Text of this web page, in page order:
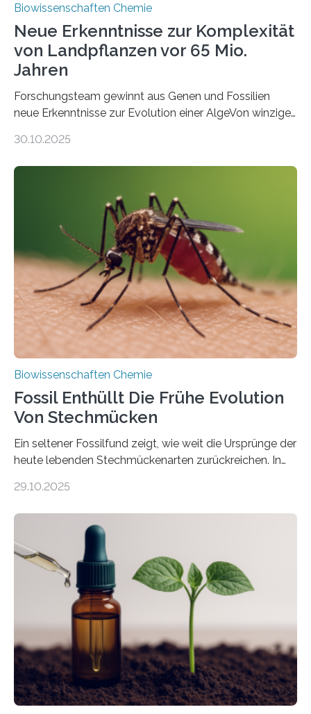
Biowissenschaften Chemie
Neue Erkenntnisse zur Komplexität
von Landpflanzen vor 65 Mio.
Jahren
Forschungsteam gewinnt aus Genen und Fossilien
neue Erkenntnisse zur Evolution einer AlgeVon winzigen
Landpflanzen zählen zu den komplexesten
Grünalgen, die vor Hunderten von Millionen Jahren
lebten. Unter den Vorfahren sticht eine Gruppe heraus,
die noch heute in der Natur vorkommt: die
Süßwasseralge Coleochaetophyceae. Einige Arten
dieser Gruppe bilden aus Zellfäden dichte Geflechte
mit scheibenförmiger Gestalt. Was auffällig ist: Die
nächsten…
30.10.2025
Biowissenschaften Chemie
Fossil Enthüllt Die Frühe Evolution
Von Stechmücken
Ein seltener Fossilfund zeigt, wie weit die Ursprünge der
heute lebenden Stechmückenarten zurückreichen. In
Forschende die bisher älteste bekannte Stechmücken-
Region Kachin in Myanmar und hat sich in
ausgezeichnetem Zustand erhalten. Es konnte als neue
Art einer neuen Gattung beschrieben werden und trägt
nun den Namen Cretosabethes primaevus. Dieser erste
fossile Nachweis einer Stechmückenlarve in Bernstein
stellt gleichzeitig den ersten Fossilfund einer
Mückenlarve aus dem Mesozoikum dar, denn…
29.10.2025